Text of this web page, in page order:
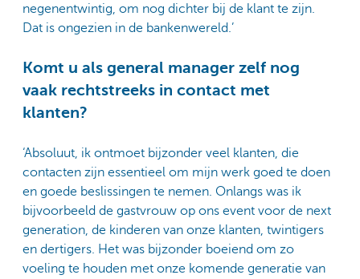
negenentwintig, om nog dichter bij de klant te zijn.
Dat is ongezien in de bankenwereld.’
Komt u als general manager zelf nog
vaak rechtstreeks in contact met
klanten?
‘Absoluut, ik ontmoet bijzonder veel klanten, die
contacten zijn essentieel om mijn werk goed te doen
en goede beslissingen te nemen. Onlangs was ik
bijvoorbeeld de gastvrouw op ons event voor de next
generation, de kinderen van onze klanten, twintigers
en dertigers. Het was bijzonder boeiend om zo
voeling te houden met onze komende generatie van